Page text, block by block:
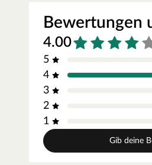
Oberfläche ohne sichtbare
Einfache Montage: leichtes
geeignet für alle Holzarten
nicht geeignet für tropische
Bewertungen
4.00
5
4
3
2
1
Gib deine